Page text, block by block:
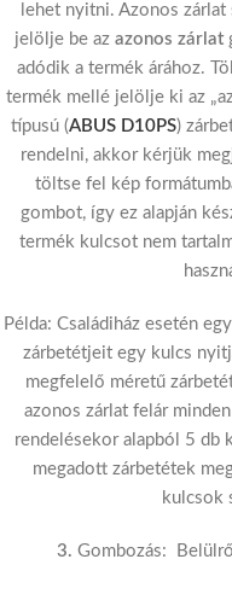
lehet nyitni. Azonos
jelölje be az azonos zárlat
adódik a termék árához.
termék mellé jelölje ki az
típusú (ABUS D10PS)
rendelni, akkor kérjük
töltse fel kép
gombot, így ez alapján
termék kulcsot nem
Példa: Családiház esetén
zárbetétjeit egy kulcs
megfelelő méretű
azonos zárlat felár
rendelésekor alapból 5 db
megadott zárbetétek
kulcsok
3. Gombozás: